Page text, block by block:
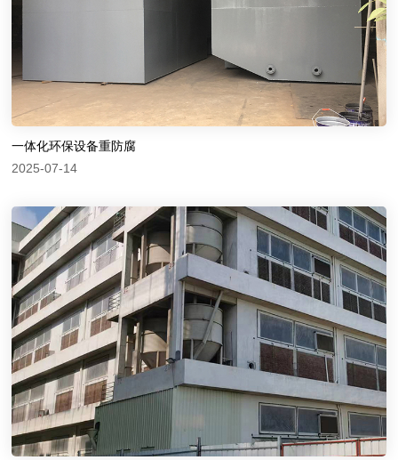
一体化环保设备重防腐
2025-07-14